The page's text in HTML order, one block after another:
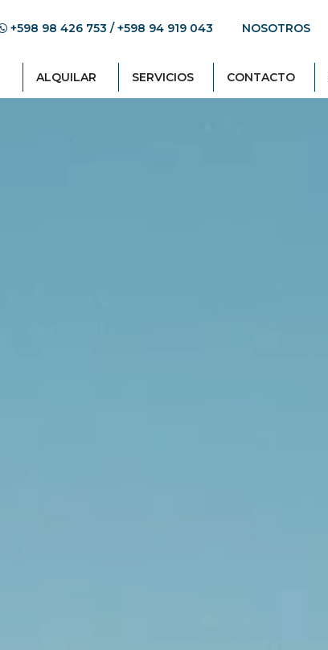
+598 98 426 753 / +598 94 919 043 NOSOTROS
ALQUILAR SERVICIOS CONTACTO